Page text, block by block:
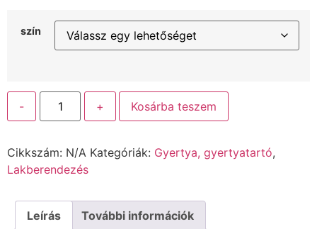
szín
- + Kosárba teszem
Cikkszám: N/A Kategóriák: Gyertya, gyertyatartó,
Lakberendezés
Leírás További információk